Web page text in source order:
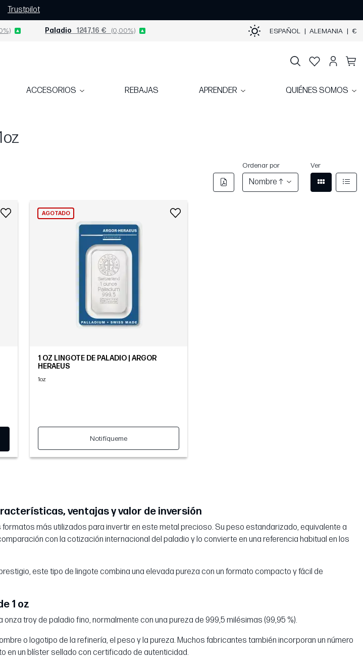
Trustpilot
Paladio 1247,16 € (0,00%) ESPAÑOL | ALEMANIA | €
ACCESORIOS REBAJAS APRENDER QUIÉNES SOMOS
Ordenar por
Nombre ↑
Ver
AGOTADO
1 OZ LINGOTE DE PALADIO | ARGOR
HERAEUS
1oz
Notifíqueme
ventajas y valor de inversión
formatos más utilizados para invertir en este metal precioso. Su peso estandarizado, equivalente a
con la cotización internacional del paladio y lo convierte en una referencia habitual en los
este tipo de lingote combina una elevada pureza con un formato compacto y fácil de
1 oz
onza troy de paladio fino, normalmente con una pureza de 999,5 milésimas (99,95 %).
o logotipo de la refinería, el peso y la pureza. Muchos fabricantes también incorporan un número
en un blíster sellado con certificado de autenticidad.